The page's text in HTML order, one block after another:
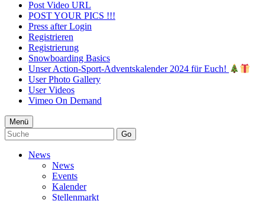
Post Video URL
POST YOUR PICS !!!
Press after Login
Registrieren
Registrierung
Snowboarding Basics
Unser Action-Sport-Adventskalender 2024 für Euch!
User Photo Gallery
User Videos
Vimeo On Demand
Menü
Go
News
News
Events
Kalender
Stellenmarkt